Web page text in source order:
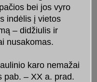
bei jos vyro
indėlis į vietos
– didžiulis ir
nusakomas.
karo nemažai
pab. – XX a. prad.